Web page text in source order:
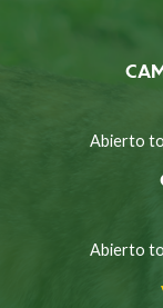
Abierto
Abierto